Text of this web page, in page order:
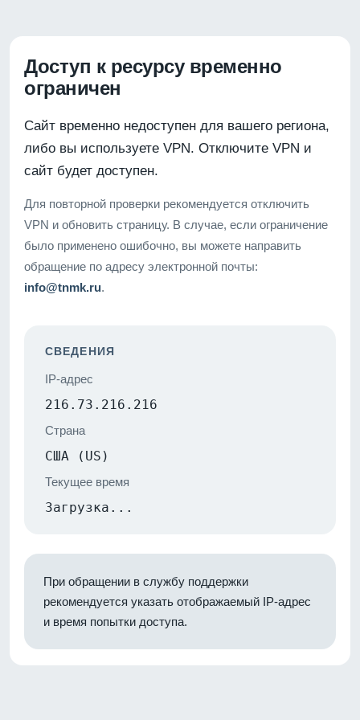
Доступ к ресурсу временно
ограничен
Сайт временно недоступен для вашего региона,
либо вы используете VPN. Отключите VPN и
сайт будет доступен.
Для повторной проверки рекомендуется отключить
VPN и обновить страницу. В случае, если ограничение
было применено ошибочно, вы можете направить
обращение по адресу электронной почты:
info@tnmk.ru.
СВЕДЕНИЯ
IP-адрес
216.73.216.216
Страна
США (US)
Текущее время
Загрузка...
При обращении в службу поддержки
рекомендуется указать отображаемый IP-адрес
и время попытки доступа.